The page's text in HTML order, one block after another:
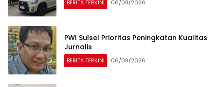
BERITA TERKINI 06/08/2026
PWI Sulsel Prioritas Peningkatan Kualitas
Jurnalis
BERITA TERKINI 06/08/2026